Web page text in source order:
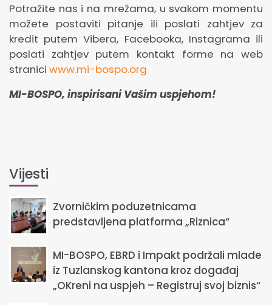
Potražite nas i na mrežama, u svakom momentu
možete postaviti pitanje ili poslati zahtjev za
kredit putem Vibera, Facebooka, Instagrama ili
poslati zahtjev putem kontakt forme na web
stranici www.mi-bospo.org
MI-BOSPO, inspirisani Vašim uspjehom!
Vijesti
Zvorničkim poduzetnicama
predstavljena platforma „Riznica“
MI-BOSPO, EBRD i Impakt podržali mlade
iz Tuzlanskog kantona kroz događaj
„OKreni na uspjeh – Registruj svoj biznis“